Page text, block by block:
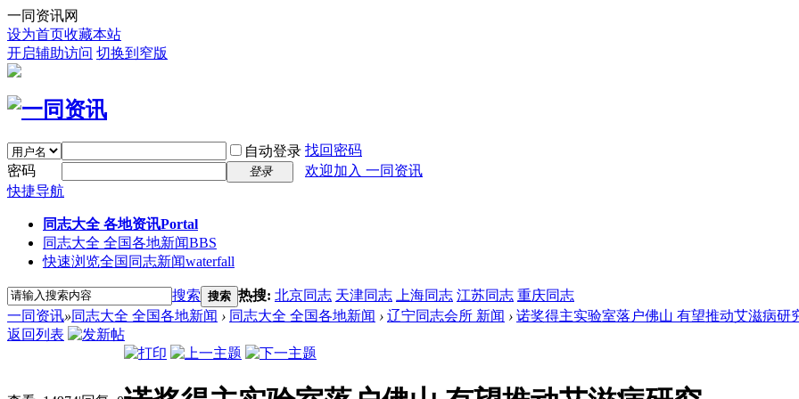
一同资讯网
设为首页收藏本站
开启辅助访问 切换到窄版
自动登录 找回密码
密码
登录
欢迎加入 一同资讯
快捷导航
同志大全 各地资讯Portal
同志大全 全国各地新闻BBS
快速浏览全国同志新闻waterfall
搜索 搜索 热搜: 北京同志 天津同志 上海同志 江苏同志 重庆同志
一同资讯»同志大全 全国各地新闻 › 同志大全 全国各地新闻 › 辽宁同志会所 新闻 › 诺奖得主实验室落户佛山 有望推动艾滋病研
返回列表